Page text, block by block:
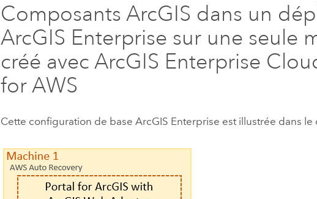
Composants ArcGIS dans un
ArcGIS Enterprise sur une seule
créé avec ArcGIS Enterprise
for AWS
Cette configuration de baseArcGIS Enterprise est illustrée dans le